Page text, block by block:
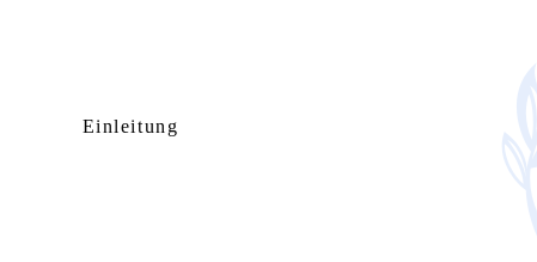
professionelle Website für lokalen Erfolg
Einleitung